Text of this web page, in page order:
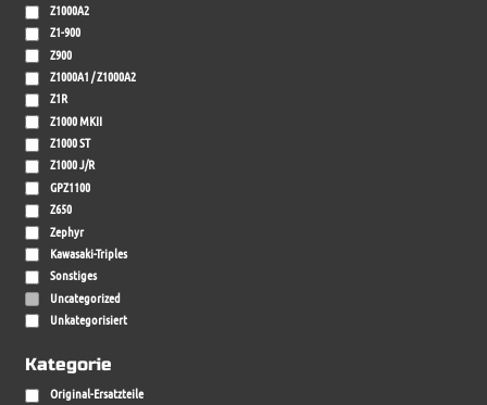
Z1000A2
Z1-900
Z900
Z1000A1 / Z1000A2
Z1R
Z1000 MKII
Z1000 ST
Z1000 J/R
GPZ1100
Z650
Zephyr
Kawasaki-Triples
Sonstiges
Uncategorized
Unkategorisiert
Kategorie
Original-Ersatzteile